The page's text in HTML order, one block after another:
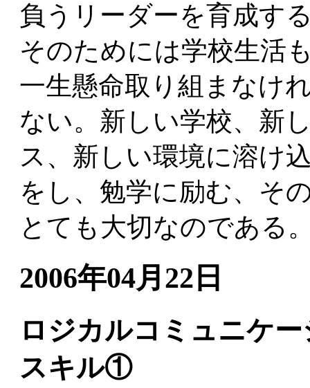
負うリーダーを育成す
そのためには学校生活
一生懸命取り組まなけ
ない。新しい学校、新
ス、新しい環境に溶け
をし、勉学に励む、そ
とても大切なのである
2006年04月22日
ロジカルコミュニケ
スキル①